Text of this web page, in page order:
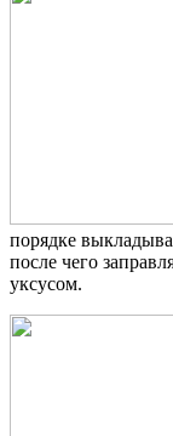
порядке
после чего
уксусом.